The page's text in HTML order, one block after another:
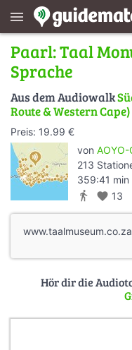
menu
Paarl: Taal
Sprache
Aus dem Audiowalk
Route & Western Cape)
Preis: 19.99 €
von AOYO-
213
359:41 min
directions_walk favorite 13
www.taalmuseum.co.za
Hör dir die